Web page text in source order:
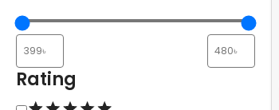
Rating